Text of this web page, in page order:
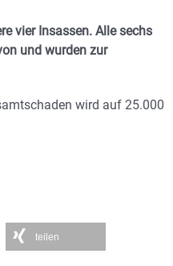
vier Insassen. Alle sechs
und wurden zur
wird auf 25.000
teilen